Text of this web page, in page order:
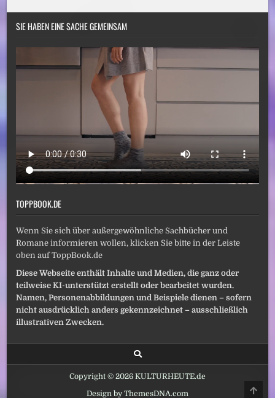
SIE HABEN EINE SACHE GEMEINSAM
TOPPBOOK.DE
Wenn Sie sich über außergewöhnliche Sachbücher und
Romane informieren wollen, klicken Sie bitte in der Leiste
oben auf ToppBook.de
Diese Webseite enthält Inhalte und Medien, die ganz oder
teilweise KI-unterstützt erstellt oder bearbeitet wurden.
Namen, Personenabbildungen und Beispiele dienen – sofern
nicht ausdrücklich anders gekennzeichnet – ausschließlich
illustrativen Zwecken.
Copyright © 2026 KULTURHEUTE.de
Design by ThemesDNA.com